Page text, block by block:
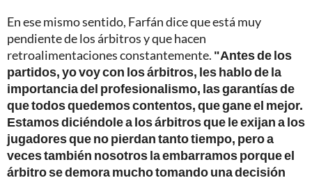
En ese mismo sentido, Farfán dice que está muy
pendiente de los árbitros y que hacen
retroalimentaciones constantemente. "Antes de los
partidos, yo voy con los árbitros, les hablo de la
importancia del profesionalismo, las garantías de
que todos quedemos contentos, que gane el mejor.
Estamos diciéndole a los árbitros que le exijan a los
jugadores que no pierdan tanto tiempo, pero a
veces también nosotros la embarramos porque el
árbitro se demora mucho tomando una decisión